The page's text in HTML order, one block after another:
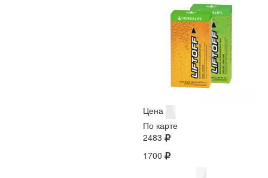
Цена
По карте
2483
1700